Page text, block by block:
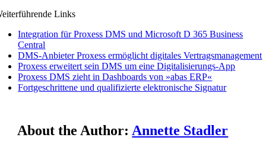
Links
Integration für Proxess DMS und Microsoft D 365 Business
Central
DMS-Anbieter Proxess ermöglicht digitales Vertragsmanagement
Proxess erweitert sein DMS um eine Digitalisierungs-App
Proxess DMS zieht in Dashboards von »abas ERP«
Fortgeschrittene und qualifizierte elektronische Signatur
About the Author:Annette Stadler